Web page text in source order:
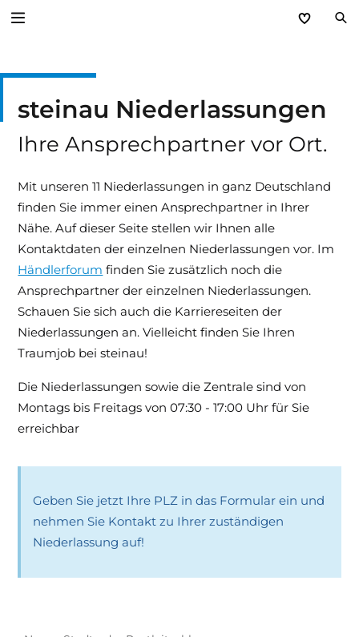
Unternehmen
Leitbild
Kundennutzen
Niederlassungen
Kontakt
Karriere
steinau Niederlassungen
Ihre Ansprechpartner vor Ort.
Mit unseren 11 Niederlassungen in ganz Deutschland
finden Sie immer einen Ansprechpartner in Ihrer
Nähe. Auf dieser Seite stellen wir Ihnen alle
Kontaktdaten der einzelnen Niederlassungen vor. Im
Händlerforum finden Sie zusätzlich noch die
Ansprechpartner der einzelnen Niederlassungen.
Schauen Sie sich auch die Karriereseiten der
Niederlassungen an. Vielleicht finden Sie Ihren
Traumjob bei steinau!
Die Niederlassungen sowie die Zentrale sind von
Montags bis Freitags von 07:30 - 17:00 Uhr für Sie
erreichbar
Geben Sie jetzt Ihre PLZ in das Formular ein und
nehmen Sie Kontakt zu Ihrer zuständigen
Niederlassung auf!